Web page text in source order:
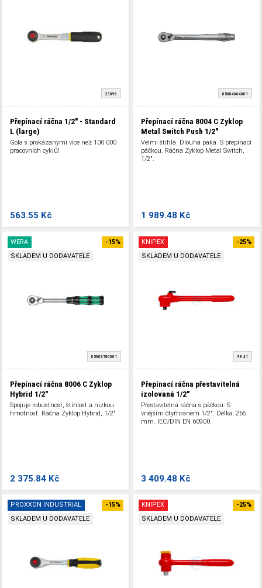
23096
Přepínací ráčna 1/2" - Standard
L (large)
Gola s prokázanými více než 100 000
pracovních cyklů!
563.55 Kč
05004064001
Přepínací ráčna 8004 C Zyklop
Metal Switch Push 1/2"
Velmi štíhlá. Dlouhá páka. S přepínací
páčkou. Ráčna Zyklop Metal Switch,
1/2".
1 989.48 Kč
WERA
SKLADEM U DODAVATELE
-15%
05003780001
Přepínací ráčna 8006 C Zyklop
Hybrid 1/2"
Spojuje robustnost, štíhlost a nízkou
hmotnost. Ráčna Zyklop Hybrid, 1/2"
2 375.84 Kč
KNIPEX
SKLADEM U DODAVATELE
-25%
98 41
Přepínací ráčna přestavitelná
izolovaná 1/2"
Přestavitelná ráčna s páčkou. S
vnějším čtyřhranem 1/2". Délka: 265
mm. IEC/DIN EN 60900.
3 409.48 Kč
PROXXON INDUSTRIAL
SKLADEM U DODAVATELE
-15%
KNIPEX
SKLADEM U DODAVATELE
-25%